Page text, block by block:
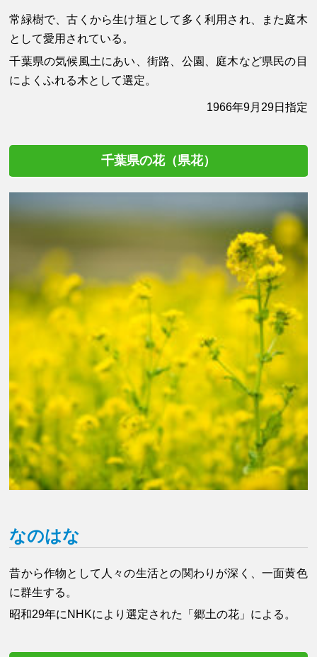
常緑樹で、古くから生け垣として多く利用され、また庭木
として愛用されている。
千葉県の気候風土にあい、街路、公園、庭木など県民の目
によくふれる木として選定。
1966年9月29日指定
千葉県の花（県花）
なのはな
昔から作物として人々の生活との関わりが深く、一面黄色
に群生する。
昭和29年にNHKにより選定された「郷土の花」による。